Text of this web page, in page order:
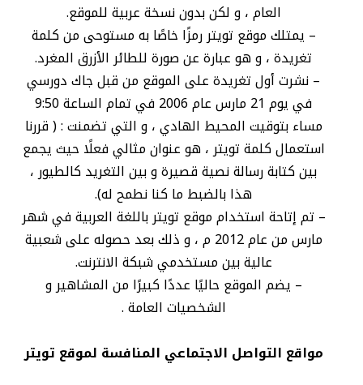
العام ، و لكن بدون نسخة عربية للموقع.
– يمتلك موقع تويتر رمزًا خاصًا به مستوحى من كلمة
تغريدة ، و هو عبارة عن صورة للطائر الأزرق المغرد.
– نشرت أول تغريدة على الموقع من قبل جاك دورسي
في يوم 21 مارس عام 2006 في تمام الساعة 9:50
مساء بتوقيت المحيط الهادي ، و التي تضمنت : ( قررنا
استعمال كلمة تويتر ، هو عنوان مثالي فعلًا حيث يجمع
بين كتابة رسالة نصية قصيرة و بين التغريد كالطيور ،
هذا بالضبط ما كنا نطمح له).
– تم إتاحة استخدام موقع تويتر باللغة العربية في شهر
مارس من عام 2012 م ، و ذلك بعد حصوله على شعبية
عالية بين مستخدمي شبكة الانترنت.
– يضم الموقع حاليًا عددًا كبيرًا من المشاهير و
الشخصيات العامة .
مواقع التواصل الاجتماعي المنافسة لموقع تويتر